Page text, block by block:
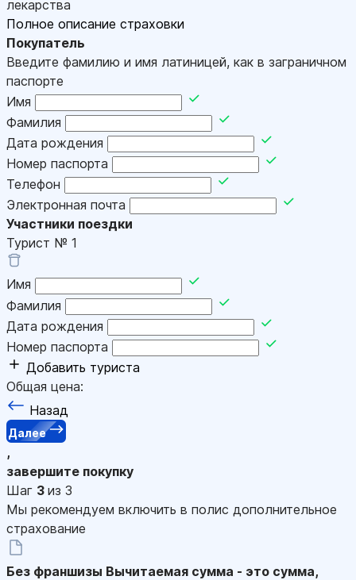
лекарства
Полное описание страховки
Покупатель
Введите фамилию и имя латиницей, как в заграничном
паспорте
Имя
Фамилия
Дата рождения
Номер паспорта
Телефон
Электронная почта
Участники поездки
Турист № 1
Имя
Фамилия
Дата рождения
Номер паспорта
Добавить туриста
Общая цена:
Назад
Далее
,
завершите покупку
Шаг 3 из 3
Мы рекомендуем включить в полис дополнительное
страхование
Без франшизы Вычитаемая сумма - это сумма,